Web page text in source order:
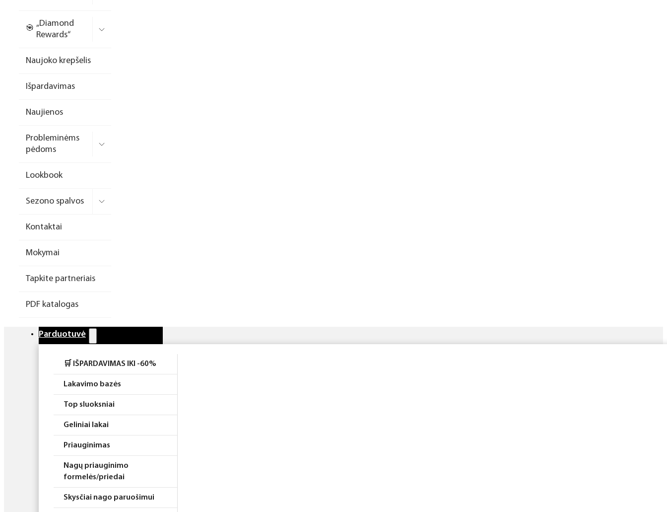
formelės/priedai
Dildės
Įrankiai
Laufwunder pėdų priežiūra
priemonės
Rinkiniai
„Diamond
Rewards“
Naujoko krepšelis
Išpardavimas
Naujienos
Probleminėms
pėdoms
Lookbook
Sezono spalvos
Kontaktai
Mokymai
Tapkite partneriais
PDF katalogas
Parduotuvė
🛒 IŠPARDAVIMAS IKI -60%
Lakavimo bazės
Top sluoksniai
Geliniai lakai
Priauginimas
Nagų priauginimo
formelės/priedai
Skysčiai nago paruošimui